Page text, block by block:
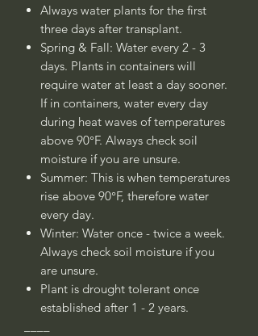
Always water plants for the first
three days after transplant.
Spring & Fall: Water every 2 - 3
days. Plants in containers will
require water at least a day sooner.
If in containers, water every day
during heat waves of temperatures
above 90°F. Always check soil
moisture if you are unsure.
Summer: This is when temperatures
rise above 90°F, therefore water
every day.
Winter: Water once - twice a week.
Always check soil moisture if you
are unsure.
Plant is drought tolerant once
established after 1 - 2 years.